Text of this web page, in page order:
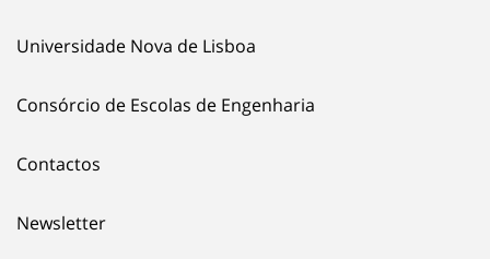
Universidade Nova de Lisboa
Consórcio de Escolas de Engenharia
Contactos
Newsletter